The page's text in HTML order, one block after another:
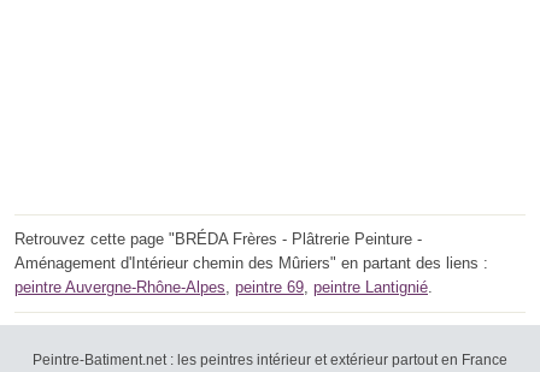
Retrouvez cette page "BRÉDA Frères - Plâtrerie Peinture -
Aménagement d'Intérieur chemin des Mûriers" en partant des liens :
peintre Auvergne-Rhône-Alpes, peintre 69, peintre Lantignié.
Peintre-Batiment.net : les peintres intérieur et extérieur partout en France